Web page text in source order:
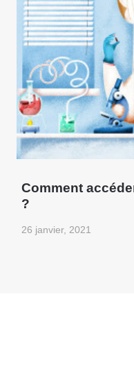
Comment
?
26 janvier, 2021